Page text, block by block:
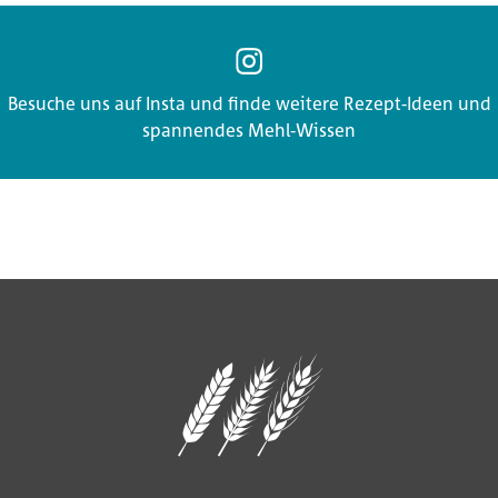
Besuche uns auf Insta und finde weitere Rezept-Ideen und
spannendes Mehl-Wissen